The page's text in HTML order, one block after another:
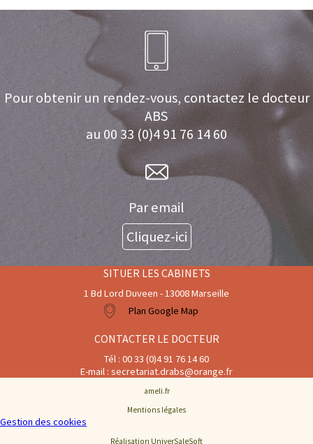
Pour obtenir un rendez-vous, contactez le docteur
ABS
au 00 33 (0)4 91 76 14 60
Par email
Cliquez-ici
SITUER LES CABINETS
1 Bd Lord Duveen - 13008 Marseille
Plan Google Map
CONTACTER LE DOCTEUR
Tél : 00 33 (0)4 91 76 14 60
E-mail : secretariat.drabs@orange.fr
ameli.fr
Mentions légales
Gestion des cookies
Réalisation UniverSaleSoft